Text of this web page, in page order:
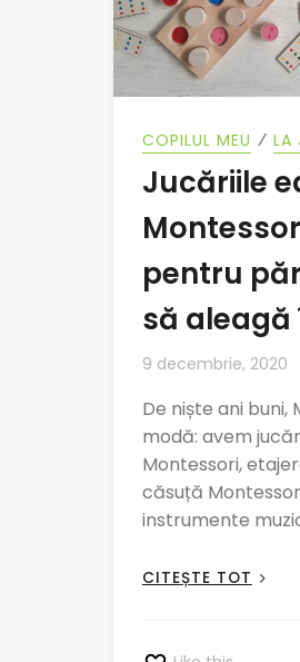
COPILUL MEU ⁄ LA
Jucăriile
pentru
să
9 decembrie, 2020
De niște ani buni,
modă: avem
Montessori,
căsuță
instrumente
CITEȘTE TOT